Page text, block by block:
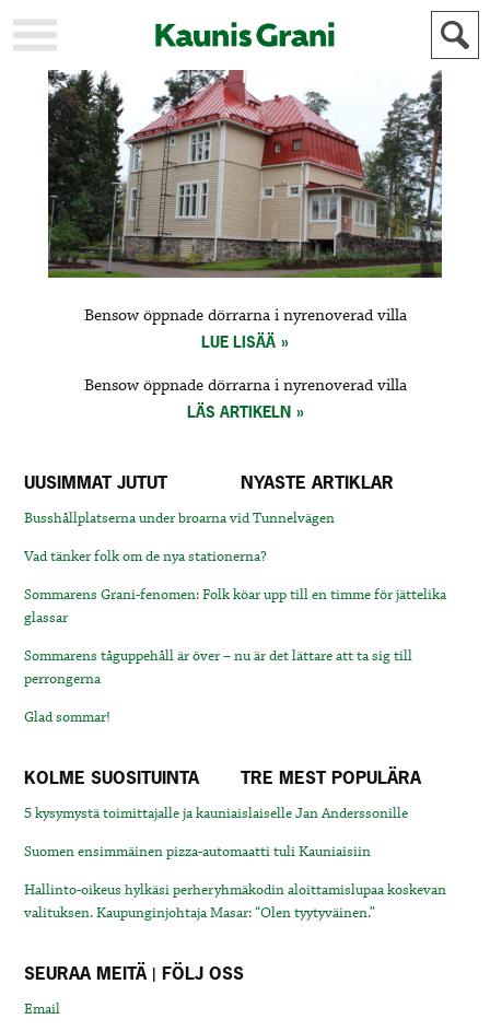
KAUPUNKI
STADEN
AJANKOHTAISTA
AKTUELLT
URHEILU
IDROTT
KULTTUURI
KULTUR
HISTORIA
HISTORIA
YLEINEN
ALLMÄN
MAINOSTAJILLE
FÖR
ANNONSÖRER
Bensow öppnade dörrarna i nyrenoverad villa
LUE LISÄÄ
Bensow öppnade dörrarna i nyrenoverad villa
LÄS ARTIKELN
UUSIMMAT JUTUT NYASTE ARTIKLAR
Busshållplatserna under broarna vid Tunnelvägen
Vad tänker folk om de nya stationerna?
Sommarens Grani-fenomen: Folk köar upp till en timme för jättelika
glassar
Sommarens tåguppehåll är över – nu är det lättare att ta sig till
perrongerna
Glad sommar!
KOLME SUOSITUINTA TRE MEST POPULÄRA
5 kysymystä toimittajalle ja kauniaislaiselle Jan Anderssonille
Suomen ensimmäinen pizza-automaatti tuli Kauniaisiin
Hallinto-oikeus hylkäsi perheryhmäkodin aloittamislupaa koskevan
valituksen. Kaupunginjohtaja Masar: “Olen tyytyväinen.”
SEURAA MEITÄ | FÖLJ OSS
Email